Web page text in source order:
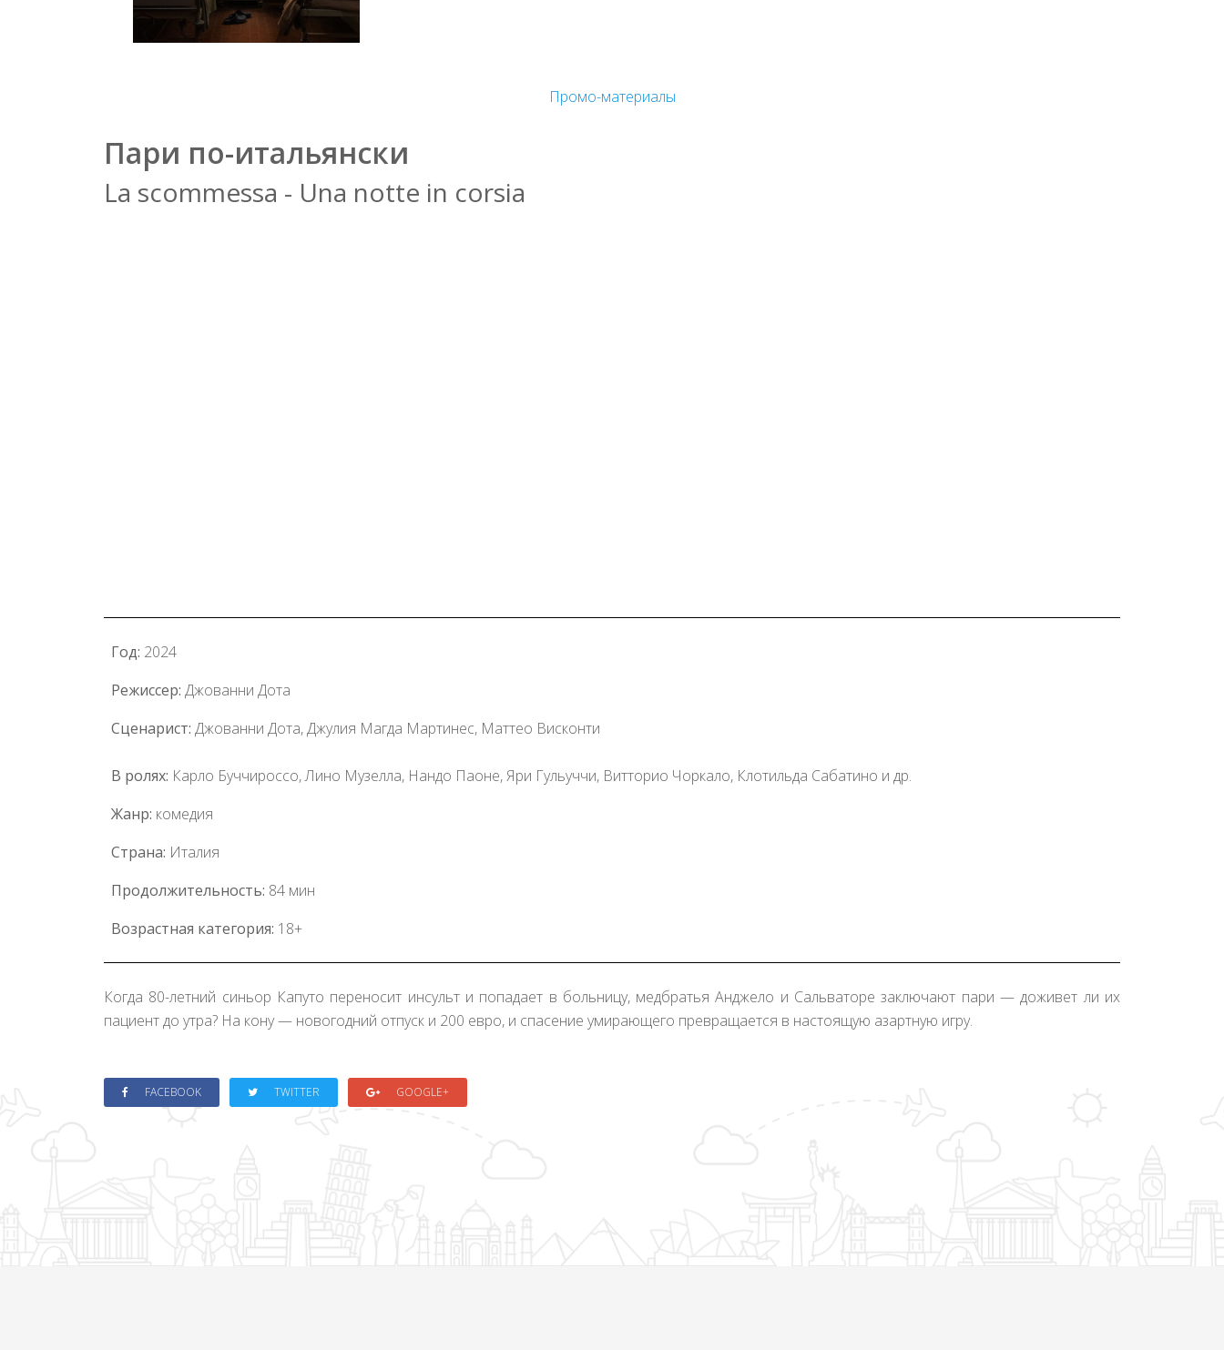
Промо-материалы
Пари по-итальянски
La scommessa - Una notte in corsia
Год: 2024
Режиссер: Джованни Дота
Сценарист: Джованни Дота, Джулия Магда Мартинес, Маттео Висконти
В ролях: Карло Буччироссо, Лино Музелла, Нандо Паоне, Яри Гульуччи, Витторио Чоркало, Клотильда Сабатино и др.
Жанр: комедия
Страна: Италия
Продолжительность: 84 мин
Возрастная категория: 18+
Когда 80-летний синьор Капуто переносит инсульт и попадает в больницу, медбратья Анджело и Сальваторе заключают пари — доживет ли их
пациент до утра? На кону — новогодний отпуск и 200 евро, и спасение умирающего превращается в настоящую азартную игру.
FACEBOOK TWITTER GOOGLE+